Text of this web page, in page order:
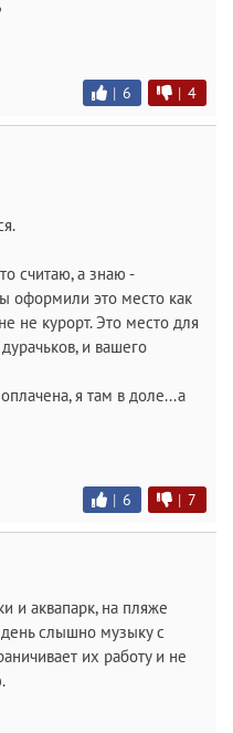
| 6 | 4
считаю, а знаю -
оформили это место как
не курорт. Это место для
и вашего
я там в доле...а
| 6 | 7
и аквапарк, на пляже
слышно музыку с
их работу и не